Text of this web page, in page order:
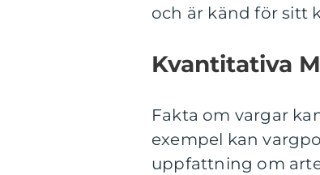
och är känd för sitt
Kvantitativa
Fakta om vargar
exempel kan
uppfattning om